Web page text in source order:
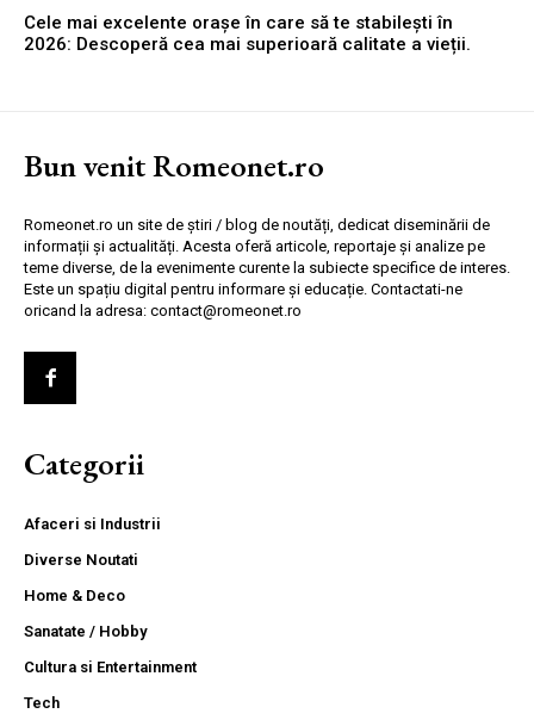
Cele mai excelente orașe în care să te stabilești în
2026: Descoperă cea mai superioară calitate a vieții.
Bun venit Romeonet.ro
Romeonet.ro un site de știri / blog de noutăți, dedicat diseminării de
informații și actualități. Acesta oferă articole, reportaje și analize pe
teme diverse, de la evenimente curente la subiecte specifice de interes.
Este un spațiu digital pentru informare și educație. Contactati-ne
oricand la adresa: contact@romeonet.ro
Categorii
Afaceri si Industrii
Diverse Noutati
Home & Deco
Sanatate / Hobby
Cultura si Entertainment
Tech